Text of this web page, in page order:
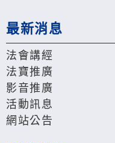
最新消息
法會講經
法寶推廣
影音推廣
活動訊息
網站公告